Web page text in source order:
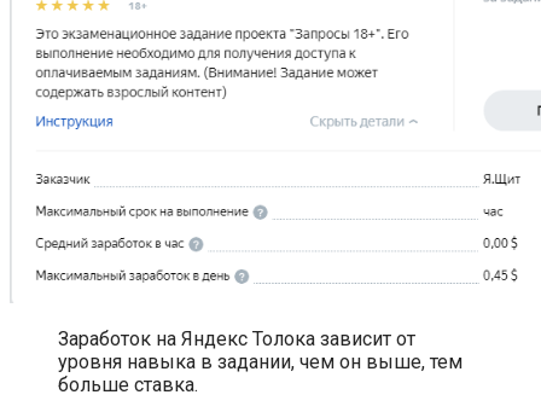
Заработок на Яндекс Толока зависит от
уровня навыка в задании, чем он выше, тем
больше ставка.